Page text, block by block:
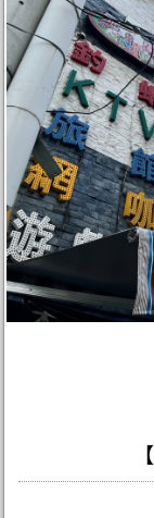
【